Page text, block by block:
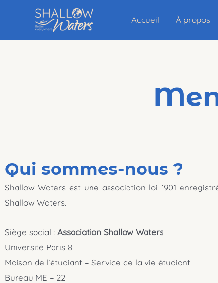
Accueil À propos
Qui sommes-nous ?
Shallow Waters est une association loi 1901
Shallow Waters.
Siège social : Association Shallow Waters
Université Paris 8
Maison de l’étudiant – Service de la vie étudiant
Bureau ME – 22